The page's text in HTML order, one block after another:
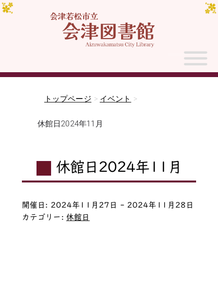
トップページ > イベント >
休館日2024年11月
休館日2024年11月
開催日: 2024年11月27日 - 2024年11月28日
カテゴリー: 休館日